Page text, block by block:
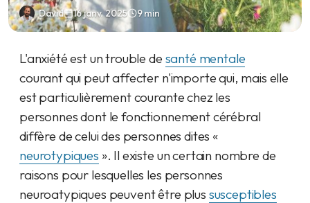
David 16 janv. 2025 9 min
L'anxiété est un trouble de santé mentale
courant qui peut affecter n'importe qui, mais elle
est particulièrement courante chez les
personnes dont le fonctionnement cérébral
diffère de celui des personnes dites «
neurotypiques ». Il existe un certain nombre de
raisons pour lesquelles les personnes
neuroatypiques peuvent être plus susceptibles